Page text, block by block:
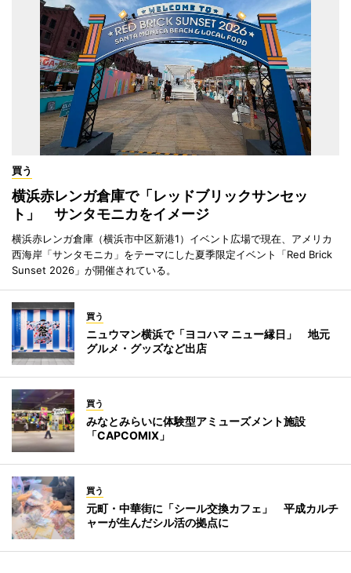
買う
横浜赤レンガ倉庫で「レッドブリックサンセッ
ト」 サンタモニカをイメージ
横浜赤レンガ倉庫（横浜市中区新港1）イベント広場で現在、アメリカ
西海岸「サンタモニカ」をテーマにした夏季限定イベント「Red Brick
Sunset 2026」が開催されている。
買う
ニュウマン横浜で「ヨコハマ ニュー縁日」 地元
グルメ・グッズなど出店
買う
みなとみらいに体験型アミューズメント施設
「CAPCOMIX」
買う
元町・中華街に「シール交換カフェ」 平成カルチ
ャーが生んだシル活の拠点に